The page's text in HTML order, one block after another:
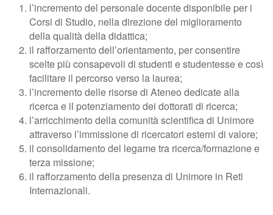
l’incremento del personale docente disponibile per i
Corsi di Studio, nella direzione del miglioramento
della qualità della didattica;
il rafforzamento dell’orientamento, per consentire
scelte più consapevoli di studenti e studentesse e così
facilitare il percorso verso la laurea;
l’incremento delle risorse di Ateneo dedicate alla
ricerca e il potenziamento dei dottorati di ricerca;
l’arricchimento della comunità scientifica di Unimore
attraverso l’immissione di ricercatori esterni di valore;
il consolidamento del legame tra ricerca/formazione e
terza missione;
il rafforzamento della presenza di Unimore in Reti
Internazionali.